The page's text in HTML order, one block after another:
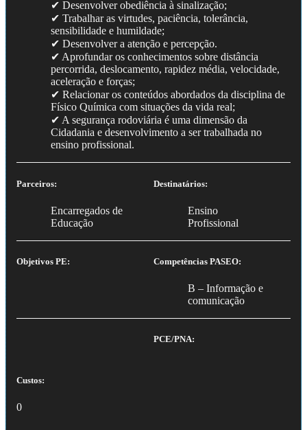
✔ Desenvolver obediência à sinalização;
✔ Trabalhar as virtudes, paciência, tolerância,
sensibilidade e humildade;
✔ Desenvolver a atenção e percepção.
✔ Aprofundar os conhecimentos sobre distância
percorrida, deslocamento, rapidez média, velocidade,
aceleração e forças;
✔ Relacionar os conteúdos abordados da disciplina de
Físico Química com situações da vida real;
✔ A segurança rodoviária é uma dimensão da
Cidadania e desenvolvimento a ser trabalhada no
ensino profissional.
Parceiros:
Encarregados de
Educação
Destinatários:
Ensino
Profissional
Objetivos PE: Competências PASEO:
B – Informação e
comunicação
Custos:
0
PCE/PNA: